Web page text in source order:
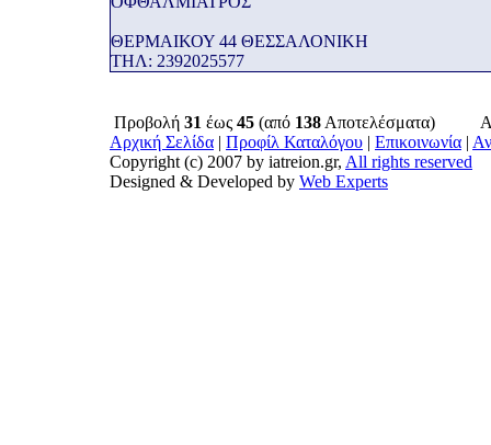
ΘΕΡΜΑΙΚΟΥ 44 ΘΕΣΣΑΛΟΝΙΚΗ
THΛ: 2392025577
Προβολή 31 έως 45 (από 138 Αποτελέσματα)
Αρχική Σελίδα | Προφίλ Καταλόγου | Επικοινωνία |
Copyright (c) 2007 by iatreion.gr, All rights reserved
Designed & Developed by Web Experts